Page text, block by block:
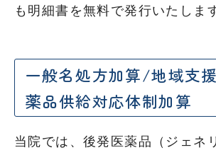
も明細書を無料で発行いたしま
一般名処方加算/地域支
薬品供給対応体制加算
当院では、後発医薬品（ジェネ